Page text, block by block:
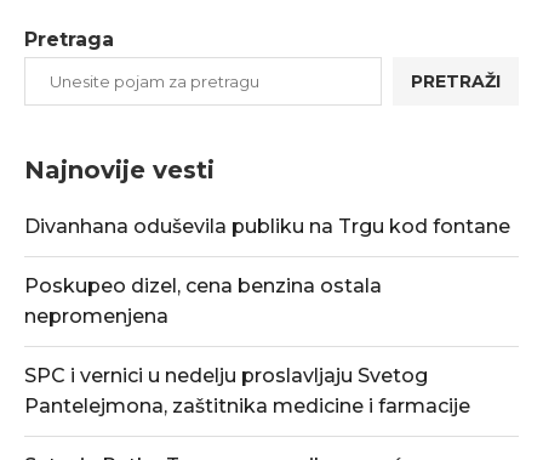
Pretraga
PRETRAŽI
Najnovije vesti
Divanhana oduševila publiku na Trgu kod fontane
Poskupeo dizel, cena benzina ostala
nepromenjena
SPC i vernici u nedelju proslavljaju Svetog
Pantelejmona, zaštitnika medicine i farmacije